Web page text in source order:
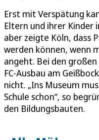
Erst mit Verspätung
Eltern und ihrer Kinder
aber zeigte Köln, dass
werden können, wenn
angeht. Bei den
FC-Ausbau am
nicht. „Ins Museum
Schule schon“, so
den Bildungsbauten.